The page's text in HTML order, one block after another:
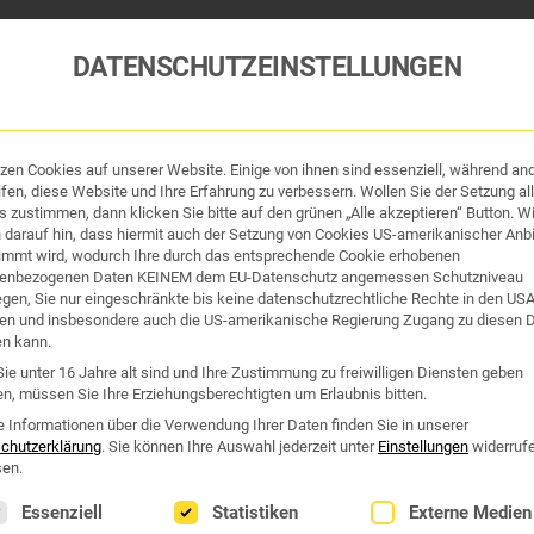
und Hygiene Organe & Organ-Uhr
Westend Online-Shop: Sicher, schnell und 24/7 für Sie da!
Gratisversand ab €50
DATENSCHUTZEINSTELLUNGEN
Cookies auf unserer Website. Einige von ihnen sind essenziell, während
diese Website und Ihre Erfahrung zu verbessern. Wollen Sie der Setzung
zustimmen, dann klicken Sie bitte auf den grünen „Alle akzeptieren“ Button.
hin, dass hiermit auch der Setzung von Cookies US-amerikanischer
wird, wodurch Ihre durch das entsprechende Cookie erhobenen
Daten KEINEM dem EU-Datenschutz angemessen Schutzniveau
Sie nur eingeschränkte bis keine datenschutzrechtliche Rechte in den USA
und insbesondere auch die US-amerikanische Regierung Zugang zu diesen
kann.
unter 16 Jahre alt sind und Ihre Zustimmung zu freiwilligen Diensten geben
müssen Sie Ihre Erziehungsberechtigten um Erlaubnis bitten.
Informationen über die Verwendung Ihrer Daten finden Sie in unserer
. Sie können Ihre Auswahl jederzeit unter Einstellungen
eine Liste der Service-Gruppen, für die eine Einwilligung
Essenziell Statistiken Externe Medien